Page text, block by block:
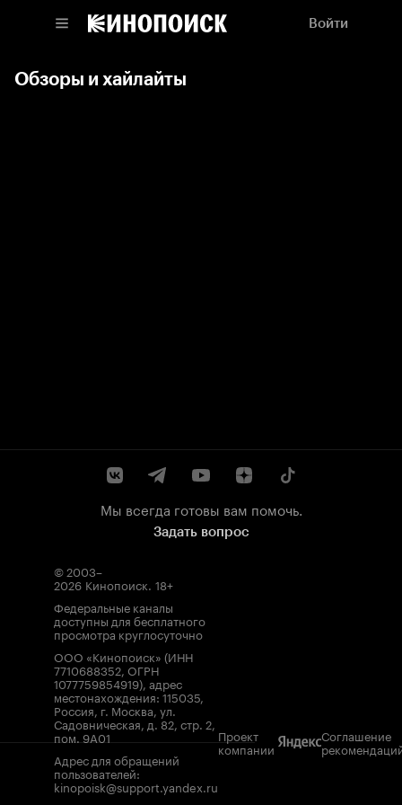
Войти
Обзоры и хайлайты
Мы всегда готовы вам помочь.
Задать вопрос
© 2003–
2026 Кинопоиск. 18+
Федеральные каналы
доступны для бесплатного
просмотра круглосуточно
ООО «Кинопоиск» (ИНН
7710688352, ОГРН
1077759854919), адрес
местонахождения: 115035,
Россия, г. Москва, ул.
Садовническая, д. 82, стр. 2,
пом. 9А01
Адрес для обращений
пользователей:
kinopoisk@support.yandex.ru
Проект
компании
Соглашение